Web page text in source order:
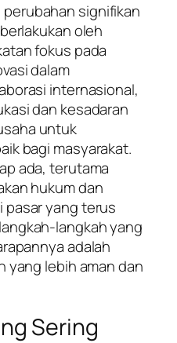
perubahan signifikan
oleh
fokus pada
dalam
internasional,
dan kesadaran
untuk
bagi masyarakat.
ada, terutama
hukum dan
pasar yang terus
langkah yang
adalah
lebih aman dan
Sering